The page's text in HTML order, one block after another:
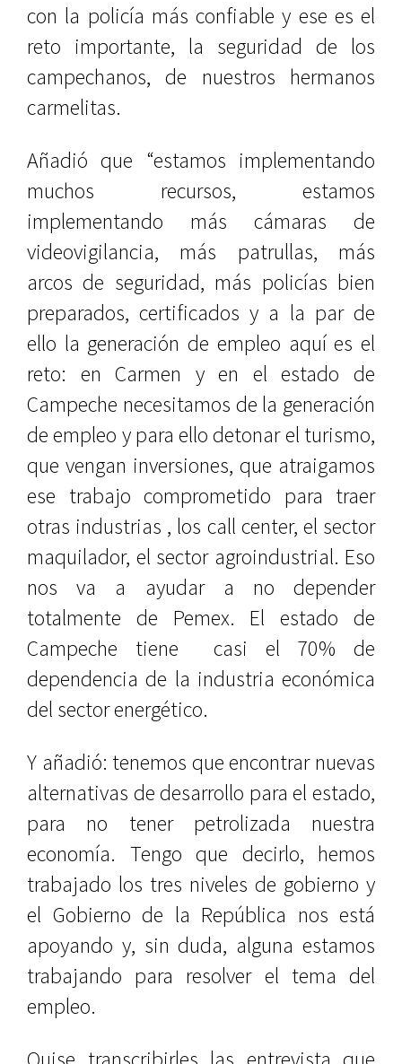
con la policía más confiable y ese es el
reto importante, la seguridad de los
campechanos, de nuestros hermanos
carmelitas.
Añadió que “estamos implementando
muchos recursos, estamos
implementando más cámaras de
videovigilancia, más patrullas, más
arcos de seguridad, más policías bien
preparados, certificados y a la par de
ello la generación de empleo aquí es el
reto: en Carmen y en el estado de
Campeche necesitamos de la generación
de empleo y para ello detonar el turismo,
que vengan inversiones, que atraigamos
ese trabajo comprometido para traer
otras industrias , los call center, el sector
maquilador, el sector agroindustrial. Eso
nos va a ayudar a no depender
totalmente de Pemex. El estado de
Campeche tiene casi el 70% de
dependencia de la industria económica
del sector energético.
Y añadió: tenemos que encontrar nuevas
alternativas de desarrollo para el estado,
para no tener petrolizada nuestra
economía. Tengo que decirlo, hemos
trabajado los tres niveles de gobierno y
el Gobierno de la República nos está
apoyando y, sin duda, alguna estamos
trabajando para resolver el tema del
empleo.